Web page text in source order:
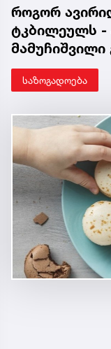
როგორ
ტკბილეულს -
მამუჩიშვილი
საზოგადოება